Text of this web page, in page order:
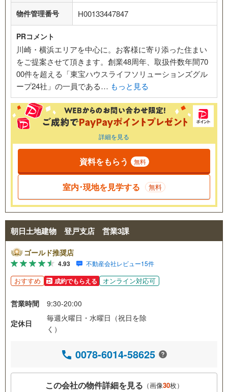
物件管理番号 H00133447847
PRコメント
川崎・横浜エリアを中心に。お客様に寄り添った住まい
をご提案させて頂きます。創業48周年、取扱件数年間70
00件を超える「東宝ハウスライフソリューションズグル
ープ24社」の一員である… もっと見る
詳細を見る
資料をもらう 無料
室内･現地を見学する 無料
朝日土地建物 登戸支店 営業3課
ゴールド推奨店
4.93 不動産会社レビュー15件
おすすめ 成約でもらえる オンライン対応可
営業時間
9:30-20:00
定休日
毎週火曜日・水曜日（祝日を除
く）
0078-6014-58625
この会社の物件詳細を見る （画像30枚）